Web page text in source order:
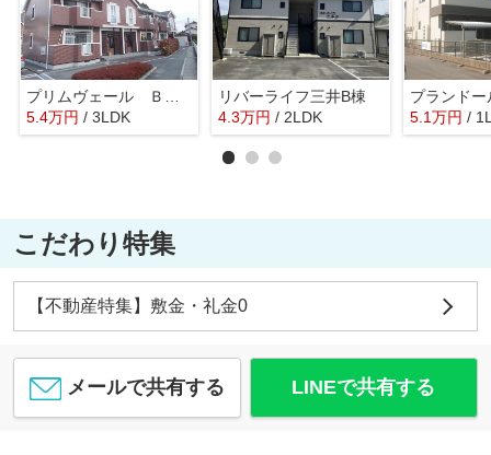
5.4万円 / 3LDK
リバーライフ三井B棟
4.3万円 / 2LDK 5.1万円 /
こだわり特集
【不動産特集】敷金・礼金0
メールで共有する LINEで共有する